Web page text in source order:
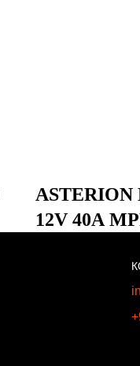
ASTERION
12V 40A